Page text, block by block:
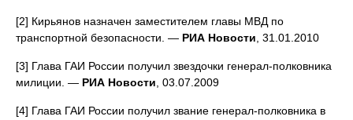
[2] Кирьянов назначен заместителем главы МВД по
транспортной безопасности. — РИА Новости , 31.01.2010
[3] Глава ГАИ России получил звездочки генерал-полковника
милиции. — РИА Новости , 03.07.2009
[4] Глава ГАИ России получил звание генерал-полковника в